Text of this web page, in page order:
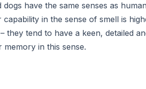
dogs have the same senses as
capability in the sense of smell is
they tend to have a keen, detailed
memory in this sense.